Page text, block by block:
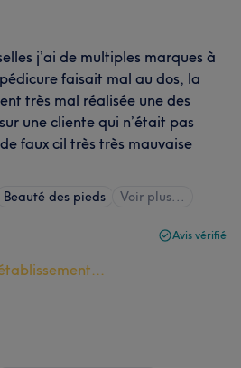
j’ai de multiples marques à
faisait mal au dos, la
très mal réalisée une des
une cliente qui n’était pas
faux cil très très mauvaise
Beauté des pieds Voir plus...
Avis vérifié